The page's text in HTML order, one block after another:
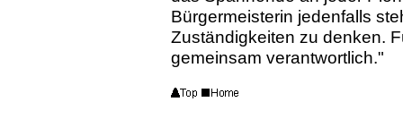
Bürgermeisterin jedenfalls
Zuständigkeiten zu denken.
gemeinsam verantwortlich."